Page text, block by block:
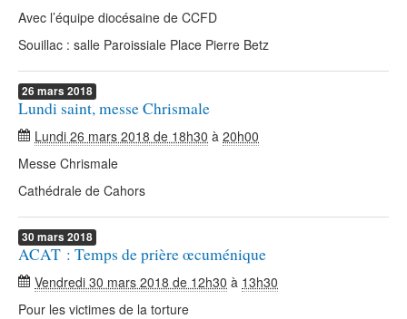
Avec l’équipe diocésaine de CCFD
Souillac : salle Paroissiale Place Pierre Betz
26 mars 2018
Lundi saint, messe Chrismale
Lundi 26 mars 2018 de 18h30 à 20h00
Messe Chrismale
Cathédrale de Cahors
30 mars 2018
ACAT : Temps de prière œcuménique
Vendredi 30 mars 2018 de 12h30 à 13h30
Pour les victimes de la torture